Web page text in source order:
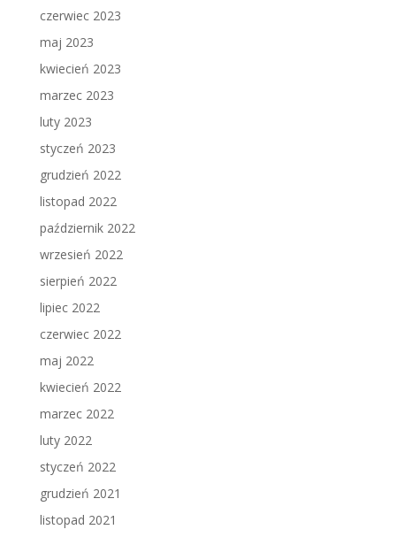
czerwiec 2023
maj 2023
kwiecień 2023
marzec 2023
luty 2023
styczeń 2023
grudzień 2022
listopad 2022
październik 2022
wrzesień 2022
sierpień 2022
lipiec 2022
czerwiec 2022
maj 2022
kwiecień 2022
marzec 2022
luty 2022
styczeń 2022
grudzień 2021
listopad 2021